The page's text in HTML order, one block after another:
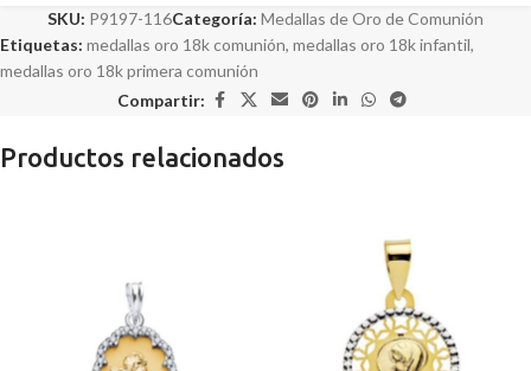
SKU: P9197-116Categoría: Medallas de Oro de Comunión
Etiquetas: medallas oro 18k comunión, medallas oro 18k infantil,
medallas oro 18k primera comunión
Compartir:
Productos relacionados